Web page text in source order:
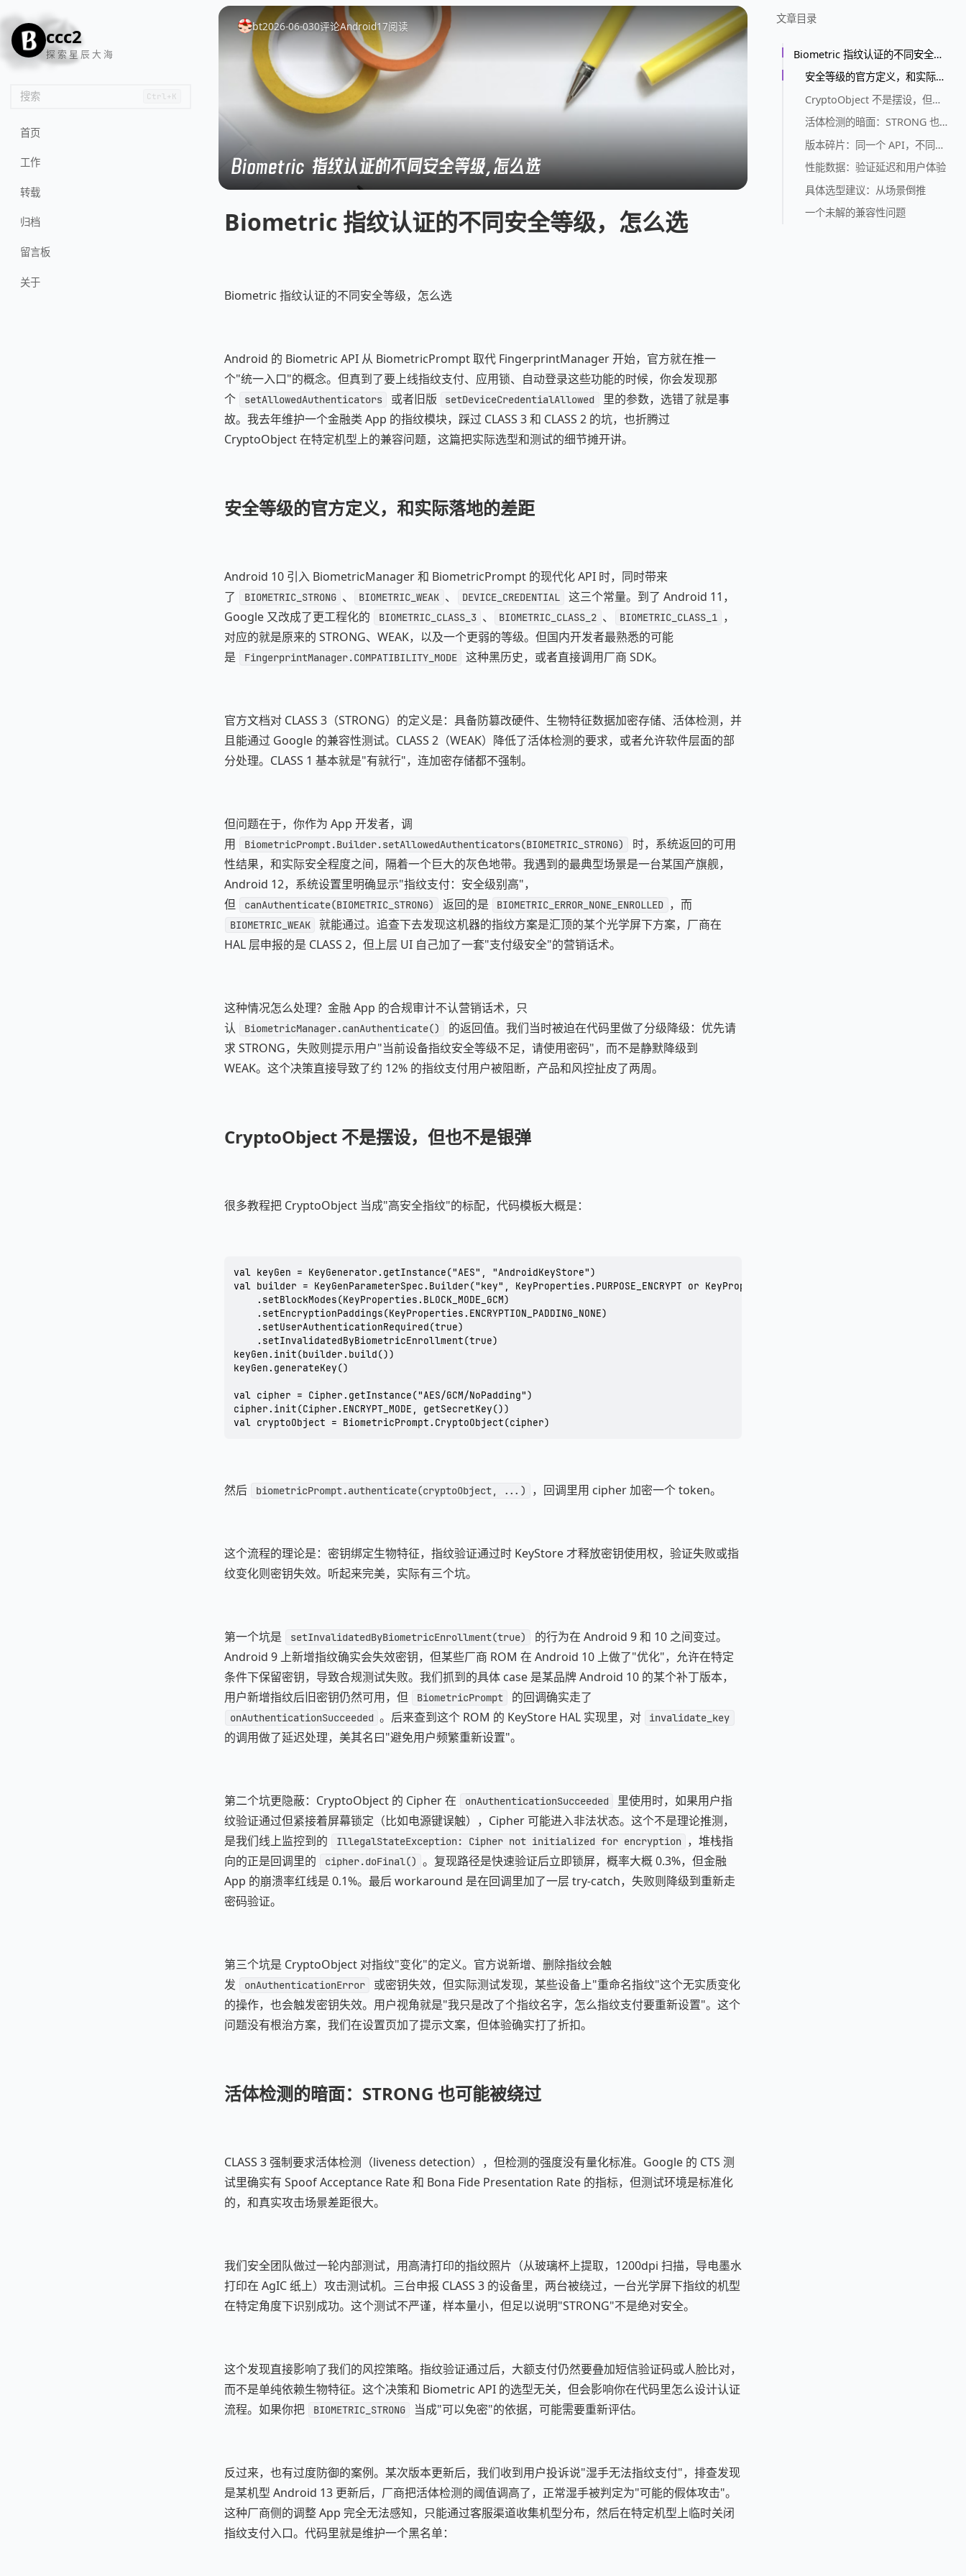
🙌
🐟
🏖️
ccc2
探 索 星 辰 大 海
搜索 Ctrl+K
首页
工作
转载
归档
留言板
关于
bt2026-06-030评论Android17阅读
Biometric 指纹认证的不同安全等级，怎么选
Biometric 指纹认证的不同安全等级，怎么选
Biometric 指纹认证的不同安全等级，怎么选
Android 的 Biometric API 从 BiometricPrompt 取代 FingerprintManager 开始，官方就在推一
个"统一入口"的概念。但真到了要上线指纹支付、应用锁、自动登录这些功能的时候，你会发现那
个
setAllowedAuthenticators 或者旧版 setDeviceCredentialAllowed
里的参数，选错了就是事
故。我去年维护一个金融类 App 的指纹模块，踩过 CLASS 3 和 CLASS 2 的坑，也折腾过
CryptoObject 在特定机型上的兼容问题，这篇把实际选型和测试的细节摊开讲。
安全等级的官方定义，和实际落地的差距
Android 10 引入 BiometricManager 和 BiometricPrompt 的现代化 API 时，同时带来
了
BIOMETRIC_STRONG 、 BIOMETRIC_WEAK 、 DEVICE_CREDENTIAL
这三个常量。到了 Android 11，
Google 又改成了更工程化的
BIOMETRIC_CLASS_3 、 BIOMETRIC_CLASS_2 、 BIOMETRIC_CLASS_1 ，
对应的就是原来的 STRONG、WEAK，以及一个更弱的等级。但国内开发者最熟悉的可能
是
FingerprintManager.COMPATIBILITY_MODE 这种黑历史，或者直接调用厂商 SDK。
官方文档对 CLASS 3（STRONG）的定义是：具备防篡改硬件、生物特征数据加密存储、活体检测，并
且能通过 Google 的兼容性测试。CLASS 2（WEAK）降低了活体检测的要求，或者允许软件层面的部
分处理。CLASS 1 基本就是"有就行"，连加密存储都不强制。
但问题在于，你作为 App 开发者，调
用
BiometricPrompt.Builder.setAllowedAuthenticators(BIOMETRIC_STRONG)
时，系统返回的可用
性结果，和实际安全程度之间，隔着一个巨大的灰色地带。我遇到的最典型场景是一台某国产旗舰，
Android 12，系统设置里明确显示"指纹支付：安全级别高"，
但
canAuthenticate(BIOMETRIC_STRONG) 返回的是 BIOMETRIC_ERROR_NONE_ENROLLED ，而
BIOMETRIC_WEAK
就能通过。追查下去发现这机器的指纹方案是汇顶的某个光学屏下方案，厂商在
HAL 层申报的是 CLASS 2，但上层 UI 自己加了一套"支付级安全"的营销话术。
这种情况怎么处理？金融 App 的合规审计不认营销话术，只
认
BiometricManager.canAuthenticate()
的返回值。我们当时被迫在代码里做了分级降级：优先请
求 STRONG，失败则提示用户"当前设备指纹安全等级不足，请使用密码"，而不是静默降级到
WEAK。这个决策直接导致了约 12% 的指纹支付用户被阻断，产品和风控扯皮了两周。
CryptoObject 不是摆设，但也不是银弹
很多教程把 CryptoObject 当成"高安全指纹"的标配，代码模板大概是：
val keyGen = KeyGenerator.getInstance("AES", "AndroidKeyStore")
val builder = KeyGenParameterSpec.Builder("key", KeyProperties.PURPOSE_ENCRYPT or KeyProperties.PURPOSE_DECRYPT)
    .setBlockModes(KeyProperties.BLOCK_MODE_GCM)
    .setEncryptionPaddings(KeyProperties.ENCRYPTION_PADDING_NONE)
    .setUserAuthenticationRequired(true)
    .setInvalidatedByBiometricEnrollment(true)
keyGen.init(builder.build())
keyGen.generateKey()
val cipher = Cipher.getInstance("AES/GCM/NoPadding")
cipher.init(Cipher.ENCRYPT_MODE, getSecretKey())
val cryptoObject = BiometricPrompt.CryptoObject(cipher)
然后 biometricPrompt.authenticate(cryptoObject, ...) ，回调里用 cipher 加密一个 token。
这个流程的理论是：密钥绑定生物特征，指纹验证通过时 KeyStore 才释放密钥使用权，验证失败或指
纹变化则密钥失效。听起来完美，实际有三个坑。
第一个坑是 setInvalidatedByBiometricEnrollment(true)
的行为在 Android 9 和 10 之间变过。
Android 9 上新增指纹确实会失效密钥，但某些厂商 ROM 在 Android 10 上做了"优化"，允许在特定
条件下保留密钥，导致合规测试失败。我们抓到的具体 case 是某品牌 Android 10 的某个补丁版本，
用户新增指纹后旧密钥仍然可用，但
BiometricPrompt 的回调确实走了
onAuthenticationSucceeded 。后来查到这个 ROM 的 KeyStore HAL 实现里，对 invalidate_key
的调用做了延迟处理，美其名曰"避免用户频繁重新设置"。
第二个坑更隐蔽：CryptoObject 的 Cipher 在 onAuthenticationSucceeded
里使用时，如果用户指
纹验证通过但紧接着屏幕锁定（比如电源键误触），Cipher 可能进入非法状态。这个不是理论推测，
是我们线上监控到的
IllegalStateException: Cipher not initialized for encryption ，堆栈指
向的正是回调里的
cipher.doFinal() 。复现路径是快速验证后立即锁屏，概率大概 0.3%，但金融
App 的崩溃率红线是 0.1%。最后 workaround 是在回调里加了一层 try-catch，失败则降级到重新走
密码验证。
第三个坑是 CryptoObject 对指纹"变化"的定义。官方说新增、删除指纹会触
发
onAuthenticationError
或密钥失效，但实际测试发现，某些设备上"重命名指纹"这个无实质变化
的操作，也会触发密钥失效。用户视角就是"我只是改了个指纹名字，怎么指纹支付要重新设置"。这个
问题没有根治方案，我们在设置页加了提示文案，但体验确实打了折扣。
活体检测的暗面：STRONG 也可能被绕过
CLASS 3 强制要求活体检测（liveness detection），但检测的强度没有量化标准。Google 的 CTS 测
试里确实有 Spoof Acceptance Rate 和 Bona Fide Presentation Rate 的指标，但测试环境是标准化
的，和真实攻击场景差距很大。
我们安全团队做过一轮内部测试，用高清打印的指纹照片（从玻璃杯上提取，1200dpi 扫描，导电墨水
打印在 AgIC 纸上）攻击测试机。三台申报 CLASS 3 的设备里，两台被绕过，一台光学屏下指纹的机型
在特定角度下识别成功。这个测试不严谨，样本量小，但足以说明"STRONG"不是绝对安全。
这个发现直接影响了我们的风控策略。指纹验证通过后，大额支付仍然要叠加短信验证码或人脸比对，
而不是单纯依赖生物特征。这个决策和 Biometric API 的选型无关，但会影响你在代码里怎么设计认证
流程。如果你把
BIOMETRIC_STRONG 当成"可以免密"的依据，可能需要重新评估。
反过来，也有过度防御的案例。某次版本更新后，我们收到用户投诉说"湿手无法指纹支付"，排查发现
是某机型 Android 13 更新后，厂商把活体检测的阈值调高了，正常湿手被判定为"可能的假体攻击"。
这种厂商侧的调整 App 完全无法感知，只能通过客服渠道收集机型分布，然后在特定机型上临时关闭
指纹支付入口。代码里就是维护一个黑名单：
文章目录
Biometric 指纹认证的不同安全等级，怎么选
安全等级的官方定义，和实际落地的差距
CryptoObject 不是摆设，但也不是银弹
活体检测的暗面：STRONG 也可能被绕过
版本碎片：同一个 API，不同行为
性能数据：验证延迟和用户体验
具体选型建议：从场景倒推
一个未解的兼容性问题